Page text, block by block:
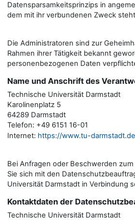
Datensparsamkeitsprinzips in
dem mit ihr verbundenen Zweck
Die Administratoren sind zur
Rahmen ihrer Tätigkeit bekannt
personenbezogenen Daten
Name und Anschrift des
Technische Universität Darmstadt
Karolinenplatz 5
64289 Darmstadt
Telefon: +49 6151 16-01
Internet: https://www.tu-darmstadt.de
Bei Anfragen oder Beschwerden
Sie sich mit den
Universität Darmstadt in Verbindung
Kontaktdaten der
Technische Universität Darmstadt